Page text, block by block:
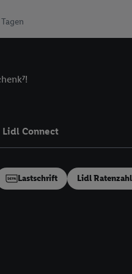
Lidl Connect
Lastschrift Lidl
Online-Kennung
verwenden
E-Mail-
verfügbar ist.
und einer
von Dritten betrieben
speziell zur
generell zu
„Nutzung der
(nur für
Utiq